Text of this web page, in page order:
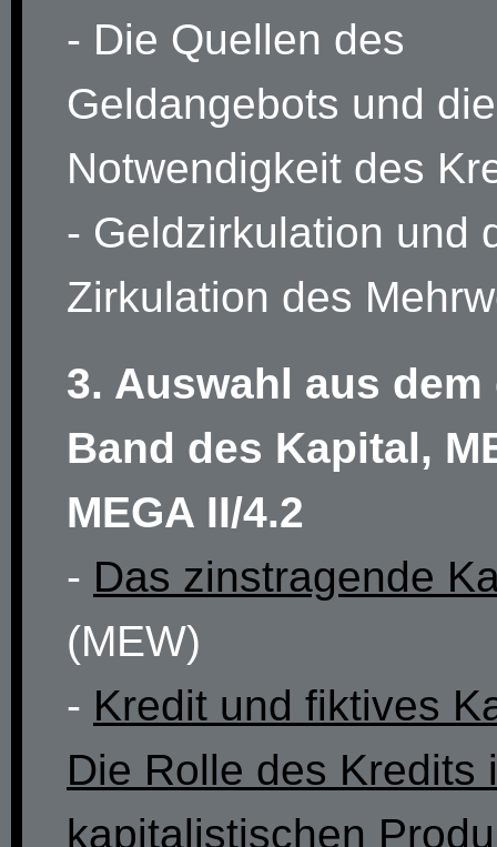
- Die Quellen des
Geldangebots und die
Notwendigkeit des
- Geldzirkulation und
Zirkulation des
3. Auswahl aus
Band des Kapital,
MEGA II/4.2
- Das zinstragende
(MEW)
- Kredit und fiktives
Die Rolle des Kredits
kapitalistischen